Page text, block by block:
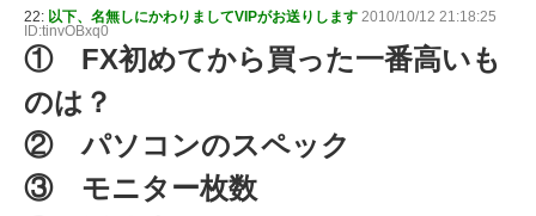
22: 以下、名無しにかわりましてVIPがお送りします 2010/10/12 21:18:25
ID:tinvOBxq0
① FX初めてから買った一番高いも
のは？
② パソコンのスペック
③ モニター枚数